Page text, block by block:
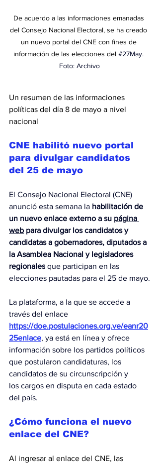
De acuerdo a las informaciones emanadas
del Consejo Nacional Electoral, se ha creado
un nuevo portal del CNE con fines de
información de las elecciones del #27May.
Foto: Archivo
Un resumen de las informaciones
políticas del día 8 de mayo a nivel
nacional
CNE habilitó nuevo portal
para divulgar candidatos
del 25 de mayo
El Consejo Nacional Electoral (CNE)
anunció esta semana la habilitación de
un nuevo enlace externo a su página
web para divulgar los candidatos y
candidatas a gobernadores, diputados a
la Asamblea Nacional y legisladores
regionales que participan en las
elecciones pautadas para el 25 de mayo.
La plataforma, a la que se accede a
través del enlace
https://doe.postulaciones.org.ve/eanr20
25enlace, ya está en línea y ofrece
información sobre los partidos políticos
que postularon candidaturas, los
candidatos de su circunscripción y
los cargos en disputa en cada estado
del país.
¿Cómo funciona el nuevo
enlace del CNE?
Al ingresar al enlace del CNE, las